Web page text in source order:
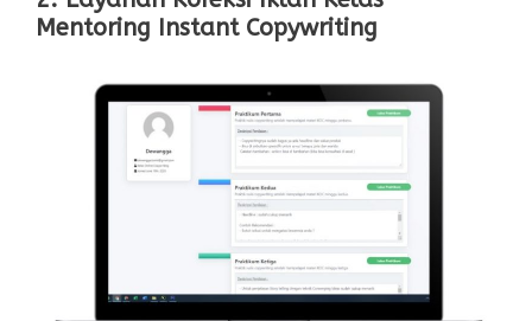
Mentoring Instant Copywriting